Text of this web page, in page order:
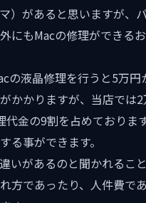
）があると思いますが、
にもMacの修理ができる
の液晶修理を行うと5万円
かかりますが、当店では
代金の9割を占めておりま
る事ができます。
いがあるのと聞かれるこ
方であったり、人件費で